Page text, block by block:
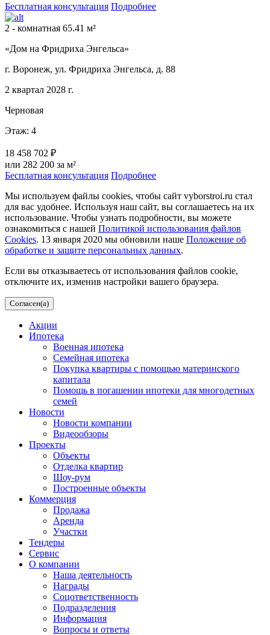
Бесплатная консультация Подробнее
2 - комнатная 65.41 м²
«Дом на Фридриха Энгельса»
г. Воронеж, ул. Фридриха Энгельса, д. 88
2 квартал 2028 г.
Черновая
Этаж: 4
18 458 702 ₽
или 282 200 за м²
Бесплатная консультация Подробнее
Мы используем файлы cookies, чтобы сайт vyborstroi.ru стал
для вас удобнее. Используя наш сайт, вы соглашаетесь на их
использование. Чтобы узнать подробности, вы можете
ознакомиться с нашей Политикой использования файлов
Cookies. 13 января 2020 мы обновили наше Положение об
обработке и защите персональных данных.
Если вы отказываетесь от использования файлов cookie,
отключите их, изменив настройки вашего браузера.
Согласен(а)
Акции
Ипотека
Военная ипотека
Семейная ипотека
Покупка квартиры с помощью материнского
капитала
Помощь в погашении ипотеки для многодетных
семей
Новости
Новости компании
Видеообзоры
Проекты
Объекты
Отделка квартир
Шоу-рум
Построенные объекты
Коммерция
Продажа
Аренда
Участки
Тендеры
Сервис
О компании
Наша деятельность
Награды
Соцответственность
Подразделения
Информация
Вопросы и ответы